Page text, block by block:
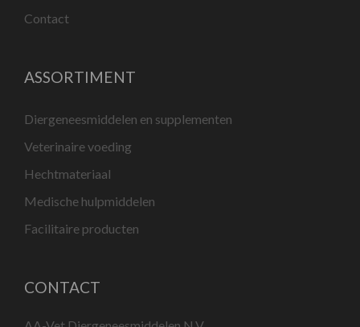
Contact
ASSORTIMENT
Diergeneesmiddelen en supplementen
Veterinaire voeding
Hechtmateriaal
Medische hulpmiddelen
Facilitaire producten
CONTACT